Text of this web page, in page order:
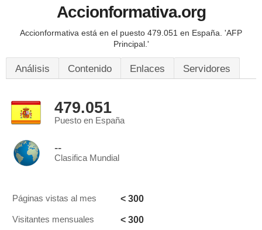
Accionformativa.org
Accionformativa está en el puesto 479.051 en España. 'AFP
Principal.'
Análisis Contenido Enlaces Servidores
479.051
Puesto en España
--
Clasifica Mundial
Páginas vistas al mes < 300
Visitantes mensuales < 300